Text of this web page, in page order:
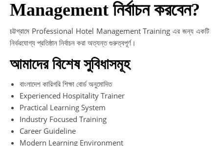
Management নির্বাচন করবেন?
চট্টগ্রামে Professional Hotel Management Training এর জন্য একটি
নির্ভরযোগ্য প্রতিষ্ঠান নির্বাচন করা অত্যন্ত গুরুত্বপূর্ণ।
আমাদের বিশেষ সুবিধাসমূহ
বাংলাদেশ কারিগরি শিক্ষা বোর্ড অনুমোদিত
Experienced Hospitality Trainer
Practical Learning System
Industry Focused Training
Career Guideline
Modern Learning Environment